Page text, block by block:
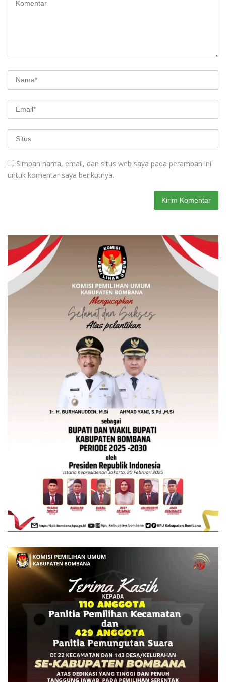
Simpan nama, email, dan situs web saya pada peramban ini
untuk komentar saya berikutnya.